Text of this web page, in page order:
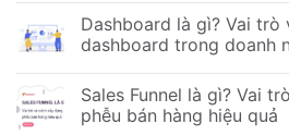
Dashboard là gì? Vai trò
dashboard trong doanh
Sales Funnel là gì? Vai
phễu bán hàng hiệu quả